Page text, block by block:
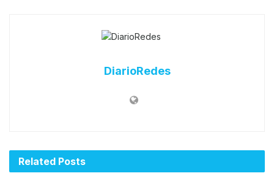
DiarioRedes
Related Posts